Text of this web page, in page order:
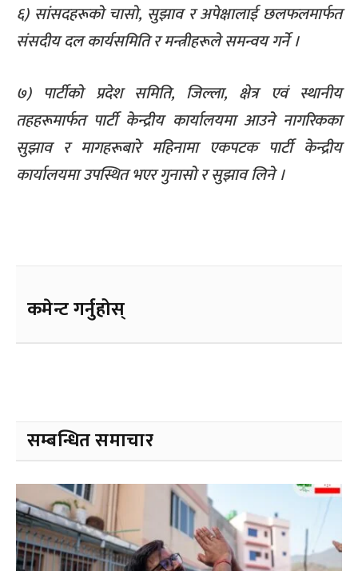
६) सांसदहरूको चासो, सुझाव र अपेक्षालाई छलफलमार्फत
संसदीय दल कार्यसमिति र मन्त्रीहरूले समन्वय गर्ने ।
७) पार्टीको प्रदेश समिति, जिल्ला, क्षेत्र एवं स्थानीय
तहहरूमार्फत पार्टी केन्द्रीय कार्यालयमा आउने नागरिकका
सुझाव र मागहरूबारे महिनामा एकपटक पार्टी केन्द्रीय
कार्यालयमा उपस्थित भएर गुनासो र सुझाव लिने ।
कमेन्ट गर्नुहोस्
सम्बन्धित समाचार